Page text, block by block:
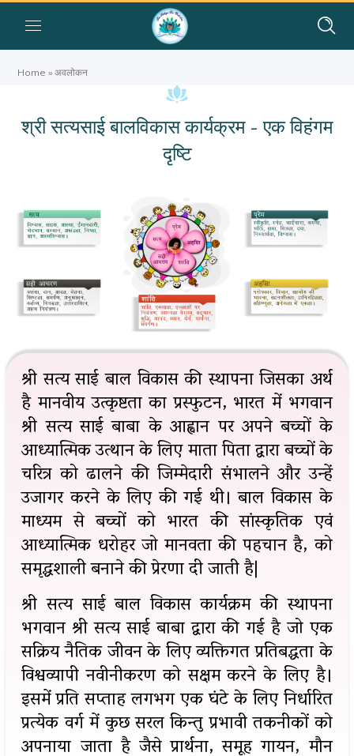
Home »अवलोकन
श्री सत्यसाई बालविकास कार्यक्रम - एक विहंगम
दृष्टि
श्री सत्य साई बाल विकास की स्थापना जिसका अर्थ
है मानवीय उत्कृष्टता का प्रस्फुटन, भारत में भगवान
श्री सत्य साई बाबा के आह्वान पर अपने बच्चों के
आध्यात्मिक उत्थान के लिए माता पिता द्वारा बच्चों के
चरित्र को ढालने की जिम्मेदारी संभालने और उन्हें
उजागर करने के लिए की गई थी। बाल विकास के
माध्यम से बच्चों को भारत की सांस्कृतिक एवं
आध्यात्मिक धरोहर जो मानवता की पहचान है, को
समृद्धशाली बनाने की प्रेरणा दी जाती है|
श्री सत्य साई बाल विकास कार्यक्रम की स्थापना
भगवान श्री सत्य साई बाबा द्वारा की गई है जो एक
सक्रिय नैतिक जीवन के लिए व्यक्तिगत प्रतिबद्धता के
विश्वव्यापी नवीनीकरण को सक्षम करने के लिए है।
इसमें प्रति सप्ताह लगभग एक घंटे के लिए निर्धारित
प्रत्येक वर्ग में कुछ सरल किन्तु प्रभावी तकनीकों को
अपनाया जाता है जैसे प्रार्थना, समूह गायन, मौन